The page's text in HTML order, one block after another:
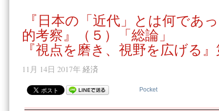
『日本の「近代」とは何で
的考察』（５）「総論」
『視点を磨き、視野を広げる
11月 14日 2017年 経済
Pocket